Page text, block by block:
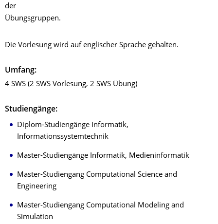
der
Übungsgruppen.
Die Vorlesung wird auf englischer Sprache gehalten.
Umfang:
4 SWS (2 SWS Vorlesung, 2 SWS Übung)
Studiengänge:
Diplom-Studiengänge Informatik,
Informationssystemtechnik
Master-Studiengänge Informatik, Medieninformatik
Master-Studiengang Computational Science and
Engineering
Master-Studiengang Computational Modeling and
Simulation